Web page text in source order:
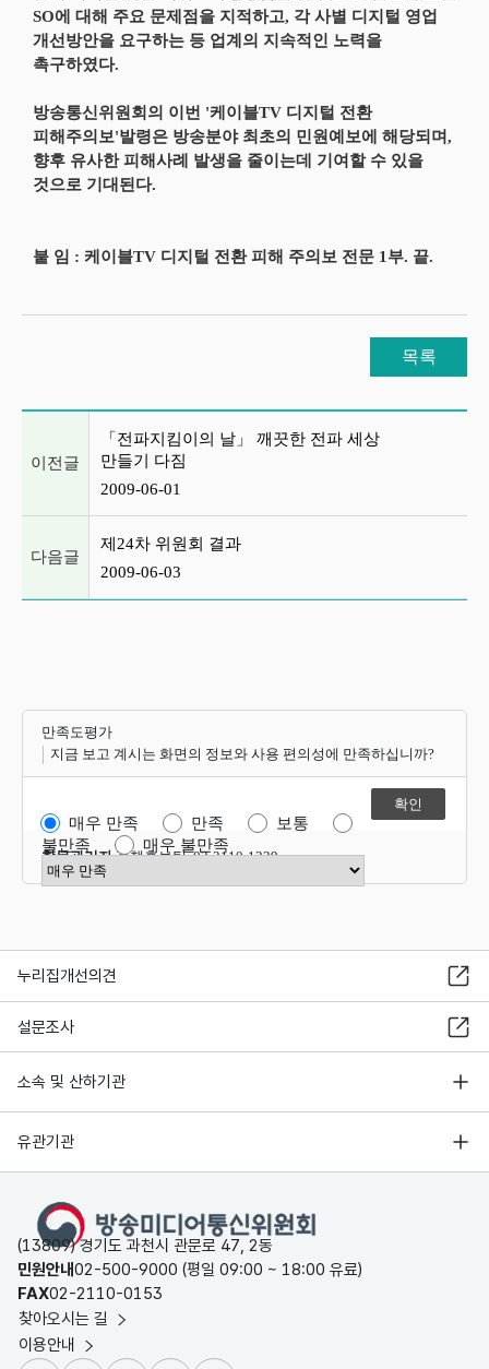
SO에 대해 주요 문제점을 지적하고, 각 사별 디지털 영업
개선방안을 요구하는 등 업계의 지속적인 노력을
촉구하였다.
방송통신위원회의 이번 '케이블TV 디지털 전환
피해주의보'발령은 방송분야 최초의 민원예보에 해당되며,
향후 유사한 피해사례 발생을 줄이는데 기여할 수 있을
것으로 기대된다.
붙 임 : 케이블TV 디지털 전환 피해 주의보 전문 1부. 끝.
목록
이전글
「전파지킴이의 날」 깨끗한 전파 세상
만들기 다짐
2009-06-01
다음글
제24차 위원회 결과
2009-06-03
만족도평가
지금 보고 계시는 화면의 정보와 사용 편의성에 만족하십니까?
매우 만족 만족
보통
불만족
매우 불만족
만족도 점수 선택
항목관리자정책홍보팀 02-2110-1339
누리집개선의견
설문조사
소속 및 산하기관
유관기관
(13809) 경기도 과천시 관문로 47, 2동
민원안내02-500-9000 (평일 09:00 ~ 18:00 유료)
FAX02-2110-0153
찾아오시는 길
이용안내